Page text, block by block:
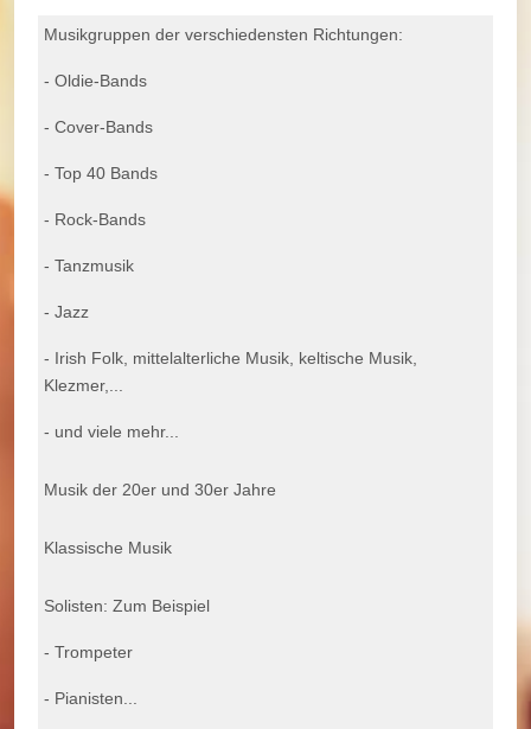
Musikgruppen der verschiedensten Richtungen:
- Oldie-Bands
- Cover-Bands
- Top 40 Bands
- Rock-Bands
- Tanzmusik
- Jazz
- Irish Folk, mittelalterliche Musik, keltische Musik,
Klezmer,...
- und viele mehr...
Musik der 20er und 30er Jahre
Klassische Musik
Solisten: Zum Beispiel
- Trompeter
- Pianisten...